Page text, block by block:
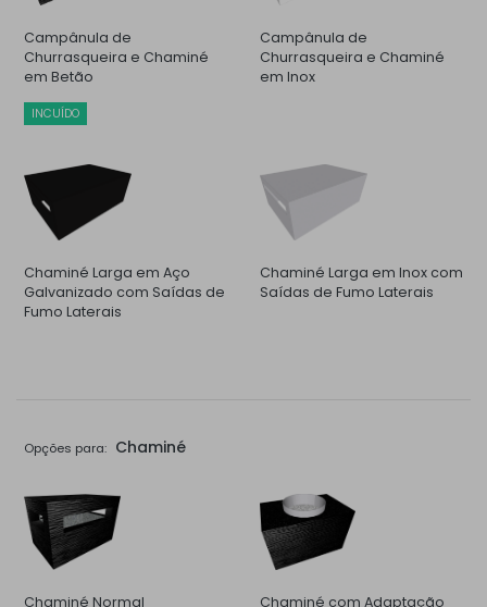
Campânula de
Churrasqueira e Chaminé
em Betão
INCUÍDO
Campânula de
Churrasqueira e Chaminé
em Inox
Chaminé Larga em Aço
Galvanizado com Saídas de
Fumo Laterais
Chaminé Larga em Inox com
Saídas de Fumo Laterais
Opções para: Chaminé
Chaminé Normal
Chaminé com Adaptação